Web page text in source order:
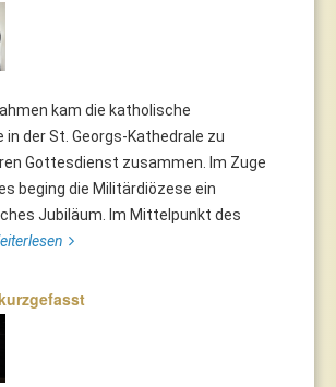
kam die katholische
der St. Georgs-Kathedrale zu
Gottesdienst zusammen. Im Zuge
beging die Militärdiözese ein
Jubiläum. Im Mittelpunkt des